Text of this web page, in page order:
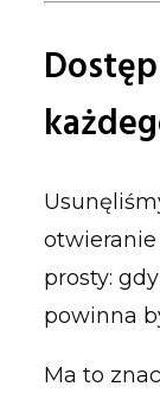
prosty:
powinna
Ma to